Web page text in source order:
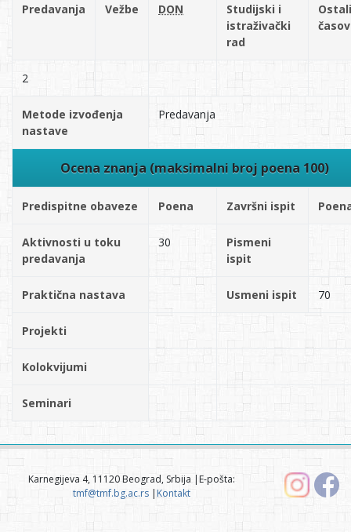
Predavanja Vežbe DON
Studijski i
istraživački
rad
Ostali
2
Metode izvođenja
nastave
Predavanja
Ocena znanja (maksimalni broj poena 100)
Predispitne obaveze Poena Završni ispit
Aktivnosti u toku
predavanja
30
Pismeni
ispit
Praktična nastava Usmeni ispit 70
Projekti
Kolokvijumi
Seminari
Karnegijeva 4, 11120 Beograd, Srbija |E-pošta:
tmf@tmf.bg.ac.rs| Kontakt